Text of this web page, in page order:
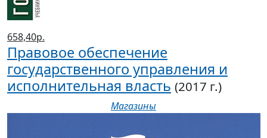
658,40р.
Правовое обеспечение
государственного управления и
исполнительная власть (2017 г.)
Магазины